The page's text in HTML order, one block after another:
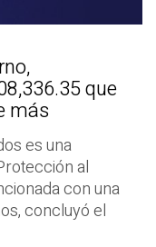
que
más
es una
al
con una
concluyó el